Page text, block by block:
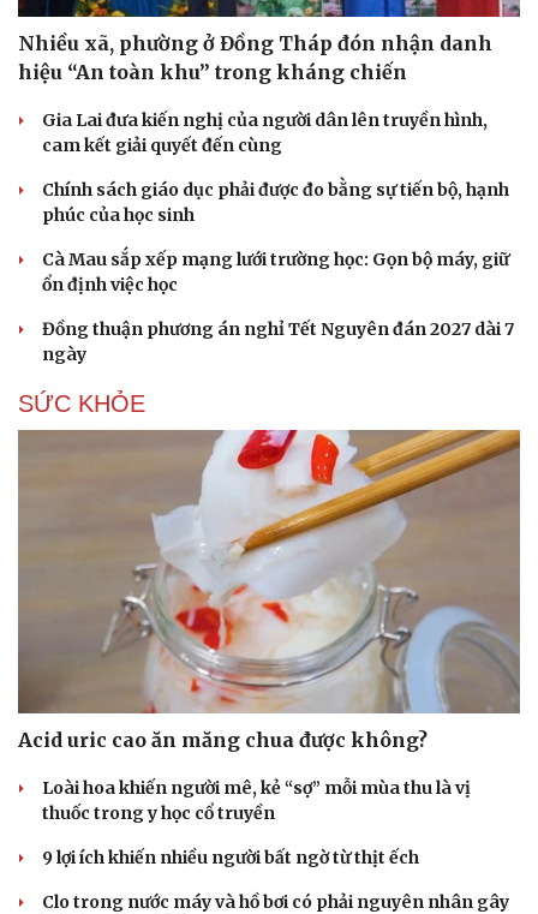
Du lịch
Câu chuyện thời sự
Đọc truyện đêm khuya
Cửa sổ tình yêu
Kể chuyện cho bé
Hạt giống tâm hồn
Nhiều xã, phường ở Đồng Tháp đón nhận danh
hiệu “An toàn khu” trong kháng chiến
Gia Lai đưa kiến nghị của người dân lên truyền hình,
cam kết giải quyết đến cùng
Chính sách giáo dục phải được đo bằng sự tiến bộ, hạnh
phúc của học sinh
Cà Mau sắp xếp mạng lưới trường học: Gọn bộ máy, giữ
ổn định việc học
Đồng thuận phương án nghỉ Tết Nguyên đán 2027 dài 7
ngày
SỨC KHỎE
Acid uric cao ăn măng chua được không?
Loài hoa khiến người mê, kẻ “sợ” mỗi mùa thu là vị
thuốc trong y học cổ truyền
9 lợi ích khiến nhiều người bất ngờ từ thịt ếch
Clo trong nước máy và hồ bơi có phải nguyên nhân gây